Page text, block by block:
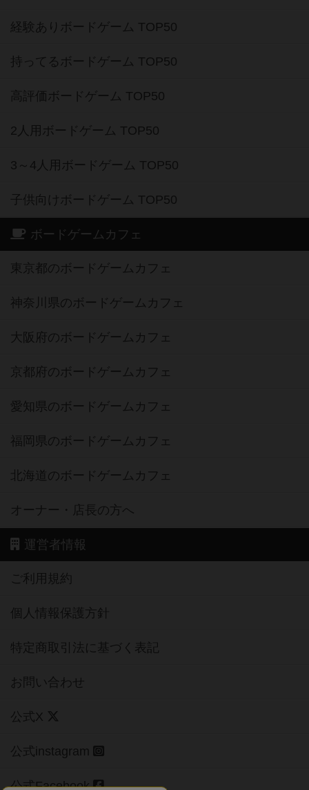
経験ありボードゲーム TOP50
持ってるボードゲーム TOP50
高評価ボードゲーム TOP50
2人用ボードゲーム TOP50
3～4人用ボードゲーム TOP50
子供向けボードゲーム TOP50
ボードゲームカフェ
東京都のボードゲームカフェ
神奈川県のボードゲームカフェ
大阪府のボードゲームカフェ
京都府のボードゲームカフェ
愛知県のボードゲームカフェ
福岡県のボードゲームカフェ
北海道のボードゲームカフェ
オーナー・店長の方へ
運営者情報
ご利用規約
個人情報保護方針
特定商取引法に基づく表記
お問い合わせ
公式X
公式instagram
公式Facebook